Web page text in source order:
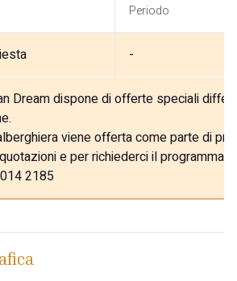
Periodo
-
Dream dispone di offerte speciali
viene offerta come parte di
e per richiederci il programma
2185